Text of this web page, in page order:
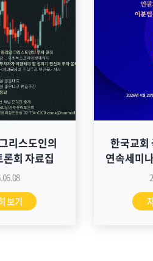
리스도인의
회 자료집
보기
한국교회
연속세미
신본주
배치